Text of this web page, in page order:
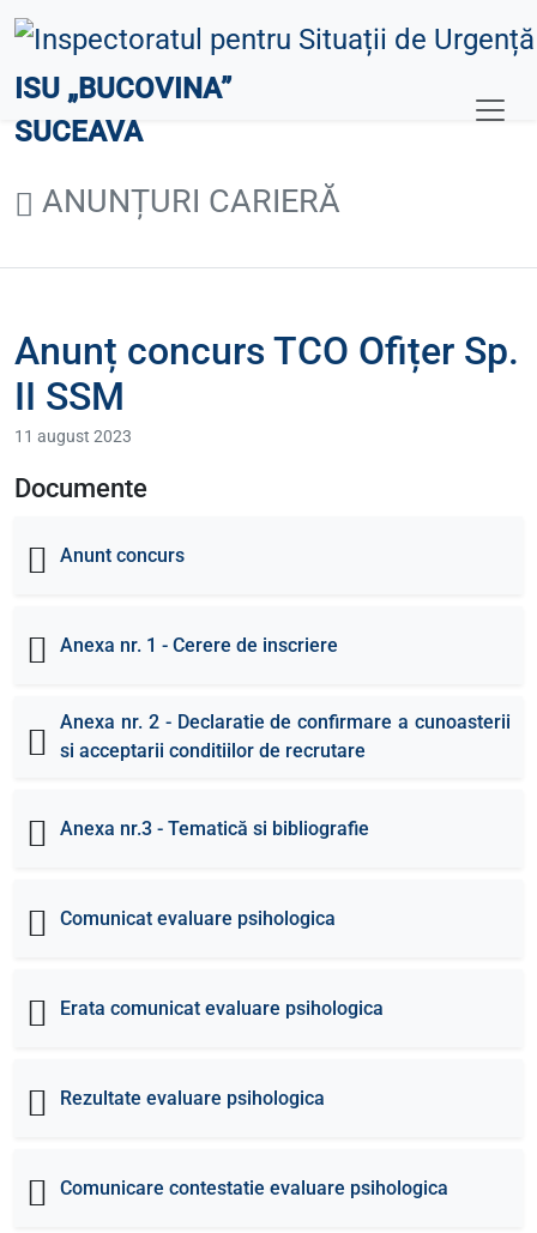
ISU „BUCOVINA”
SUCEAVA
ANUNȚURI CARIERĂ
Anunț concurs TCO Ofițer Sp.
II SSM
11 august 2023
Documente
Anunt concurs
Anexa nr. 1 - Cerere de inscriere
Anexa nr. 2 - Declaratie de confirmare a cunoasterii
si acceptarii conditiilor de recrutare
Anexa nr.3 - Tematică si bibliografie
Comunicat evaluare psihologica
Erata comunicat evaluare psihologica
Rezultate evaluare psihologica
Comunicare contestatie evaluare psihologica